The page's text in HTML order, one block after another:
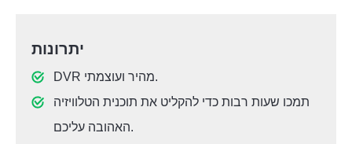
יתרונות
DVR מהיר ועוצמתי.
תמכו שעות רבות כדי להקליט את תוכנית הטלוויזיה
האהובה עליכם.